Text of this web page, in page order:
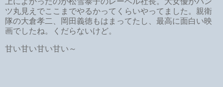
ツ丸見えでここまでやるかってくらいやってました。親衛
隊の大倉孝二、岡田義徳もはまってたし、最高に面白い映
画でしたね。くだらないけど。
甘い甘い甘い甘い～